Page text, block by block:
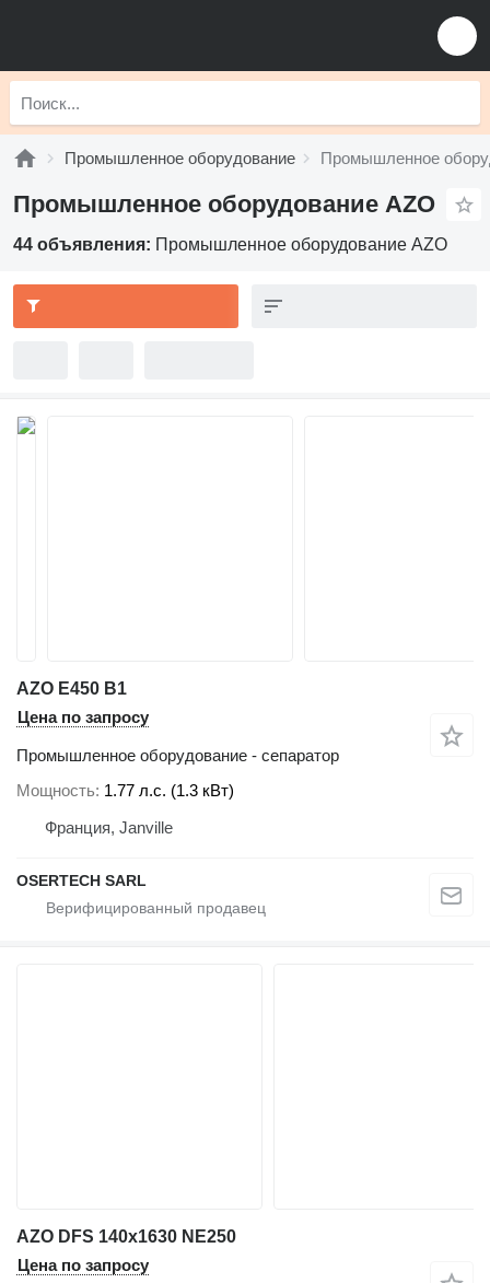
Промышленное оборудование Промышленное
Промышленное оборудование AZO
44 объявления: Промышленное оборудование AZO
AZO E450 B1
Цена по запросу
Промышленное оборудование - сепаратор
Мощность 1.77 л.с. (1.3 кВт)
Франция, Janville
OSERTECH SARL
AZO DFS 140x1630 NE250
Цена по запросу